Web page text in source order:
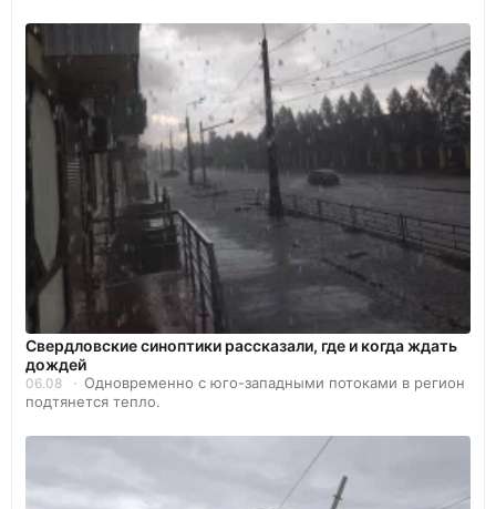
Свердловские синоптики рассказали, где и когда ждать
дождей
06.08
Одновременно с юго-западными потоками в регион
подтянется тепло.